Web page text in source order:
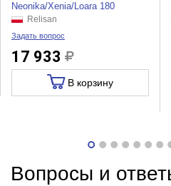
Neonika/Xenia/Loara 180
Relisan
Задать вопрос
17 933
В корзину
Вопросы и